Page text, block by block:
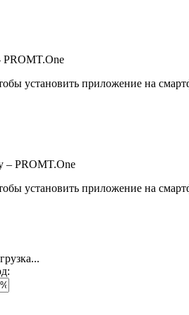
установить приложение на
установить приложение на